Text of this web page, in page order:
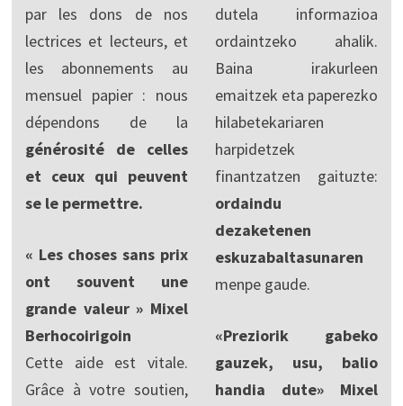
par les dons de nos
lectrices et lecteurs, et
les abonnements au
mensuel papier : nous
dépendons de la
générosité de celles
et ceux qui peuvent
se le permettre.
« Les choses sans prix
ont souvent une
grande valeur » Mixel
Berhocoirigoin
Cette aide est vitale.
Grâce à votre soutien,
dutela informazioa
ordaintzeko ahalik.
Baina irakurleen
emaitzek eta paperezko
hilabetekariaren
harpidetzek
finantzatzen gaituzte:
ordaindu
dezaketenen
eskuzabaltasunaren
menpe gaude.
«Preziorik gabeko
gauzek, usu, balio
handia dute» Mixel